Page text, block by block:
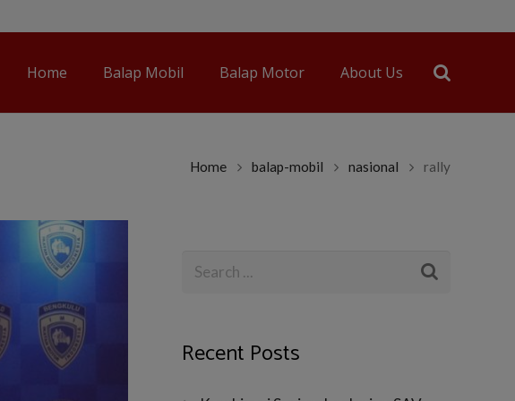
Home Balap Mobil Balap Motor About Us
Home balap-mobil nasional rally
Recent Posts